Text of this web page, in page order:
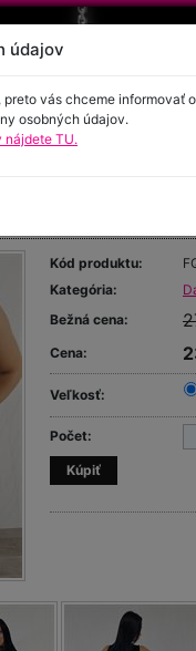
Kód produktu:
Kategória:
Bežná cena:
Cena:
Veľkosť:
Počet:
údajov
vás chceme informovať
osobných údajov.
nájdete TU.